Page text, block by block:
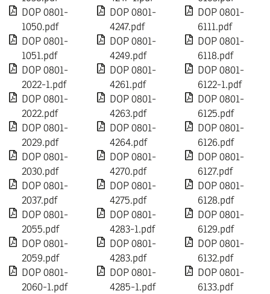
DOP 0801-
1050.pdf
DOP 0801-
1051.pdf
DOP 0801-
2022-1.pdf
DOP 0801-
2022.pdf
DOP 0801-
2029.pdf
DOP 0801-
2030.pdf
DOP 0801-
2037.pdf
DOP 0801-
2055.pdf
DOP 0801-
2059.pdf
DOP 0801-
2060-1.pdf
DOP 0801-
4247.pdf
DOP 0801-
4249.pdf
DOP 0801-
4261.pdf
DOP 0801-
4263.pdf
DOP 0801-
4264.pdf
DOP 0801-
4270.pdf
DOP 0801-
4275.pdf
DOP 0801-
4283-1.pdf
DOP 0801-
4283.pdf
DOP 0801-
4285-1.pdf
DOP 0801-
6111.pdf
DOP 0801-
6118.pdf
DOP 0801-
6122-1.pdf
DOP 0801-
6125.pdf
DOP 0801-
6126.pdf
DOP 0801-
6127.pdf
DOP 0801-
6128.pdf
DOP 0801-
6129.pdf
DOP 0801-
6132.pdf
DOP 0801-
6133.pdf